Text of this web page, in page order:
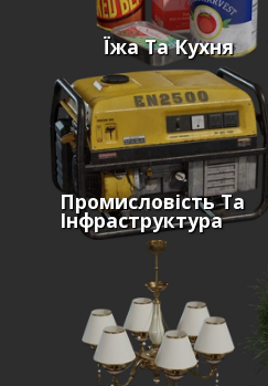
Їжа Та Кухня
Промисловість Та
Інфраструктура